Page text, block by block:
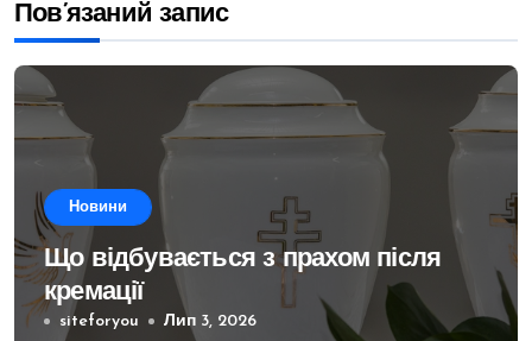
Пов’язаний запис
Новини
Що відбувається з прахом після
кремації
siteforyou Лип 3, 2026